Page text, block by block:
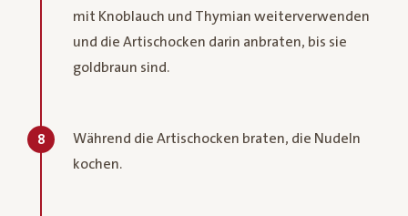
mit Knoblauch und Thymian weiterverwenden
und die Artischocken darin anbraten, bis sie
goldbraun sind.
8
Während die Artischocken braten, die Nudeln
kochen.